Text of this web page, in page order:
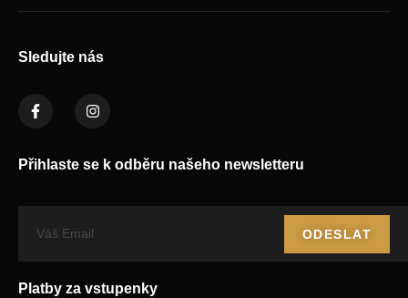
Sledujte nás
Přihlaste se k odběru našeho newsletteru
ODESLAT
Platby za vstupenky